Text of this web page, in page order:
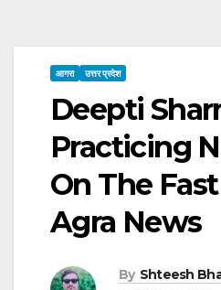
आगरा उत्तर प्रदेश
Deepti
Practicing
On The
Agra News
By Shteesh